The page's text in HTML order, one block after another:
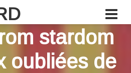
stardom
oubliées de